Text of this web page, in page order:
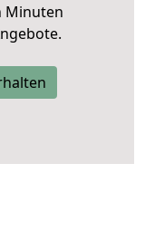
Minuten